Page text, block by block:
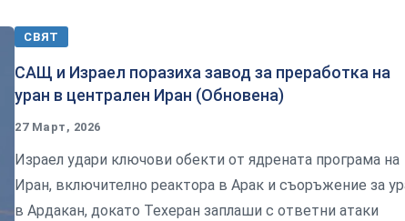
СВЯТ
САЩ и Израел поразиха завод за преработка на
уран в централен Иран (Обновена)
27 Март, 2026
Израел удари ключови обекти от ядрената програма на
Иран, включително реактора в Арак и съоръжение за
в Ардакан, докато Техеран заплаши с ответни атаки